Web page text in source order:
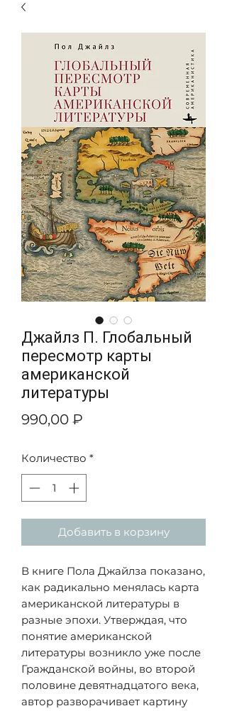
Джайлз П. Глобальный
пересмотр карты
американской
литературы
990,00 ₽
Количество *
Добавить в корзину
В книге Пола Джайлза показано,
как радикально менялась карта
американской литературы в
разные эпохи. Утверждая, что
понятие американской
литературы возникло уже после
Гражданской войны, во второй
половине девятнадцатого века,
автор разворачивает картину